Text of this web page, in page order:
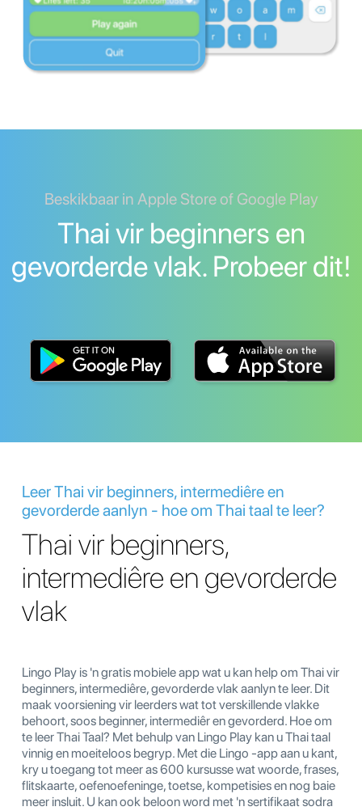
Beskikbaar in Apple Store of Google Play
Thai vir beginners en
gevorderde vlak. Probeer dit!
Leer Thai vir beginners, intermediêre en
gevorderde aanlyn - hoe om Thai taal te leer?
Thai vir beginners,
intermediêre en gevorderde
vlak
Lingo Play is 'n gratis mobiele app wat u kan help om Thai vir
beginners, intermediêre, gevorderde vlak aanlyn te leer. Dit
maak voorsiening vir leerders wat tot verskillende vlakke
behoort, soos beginner, intermediêr en gevorderd. Hoe om
te leer Thai Taal? Met behulp van Lingo Play kan u Thai taal
vinnig en moeiteloos begryp. Met die Lingo -app aan u kant,
kry u toegang tot meer as 600 kursusse wat woorde, frases,
flitskaarte, oefenoefeninge, toetse, kompetisies en nog baie
meer insluit. U kan ook beloon word met 'n sertifikaat sodra